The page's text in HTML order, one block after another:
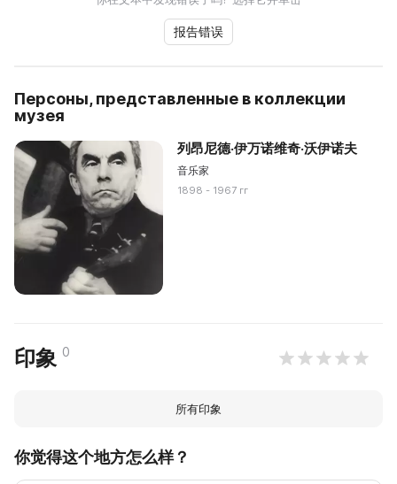
报告错误
Персоны, представленные в коллекции
музея
列昂尼德·伊万诺维奇·沃伊诺夫
音乐家
1898 - 1967 гг
印象 0
所有印象
你觉得这个地方怎么样？